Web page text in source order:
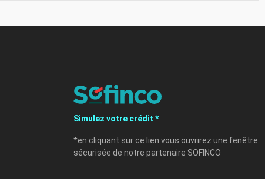
Simulez votre crédit *
*en cliquant sur ce lien vous ouvrirez une fenêtre
sécurisée de notre partenaire SOFINCO